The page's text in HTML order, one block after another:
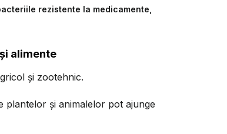
rezistente la medicamente,
alimente
și zootehnic.
plantelor și animalelor pot ajunge